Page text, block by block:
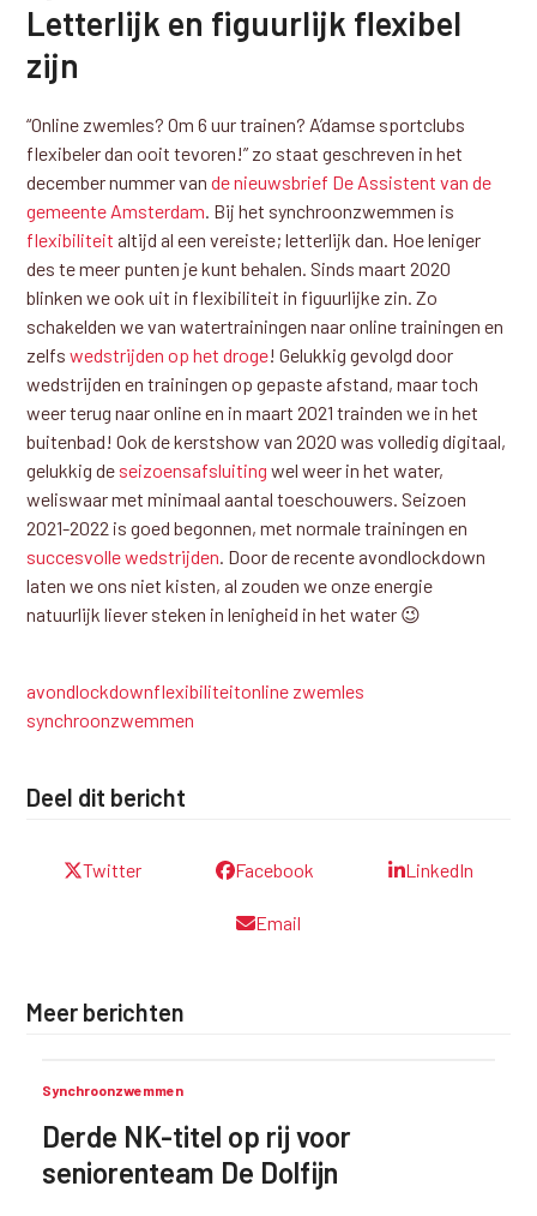
Letterlijk en figuurlijk flexibel
zijn
“Online zwemles? Om 6 uur trainen? A’damse sportclubs
flexibeler dan ooit tevoren!” zo staat geschreven in het
december nummer vande nieuwsbrief De Assistent van de
gemeente Amsterdam. Bij het synchroonzwemmen is
flexibiliteit altijd al een vereiste; letterlijk dan. Hoe leniger
des te meer punten je kunt behalen. Sinds maart 2020
blinken we ook uit in flexibiliteit in figuurlijke zin. Zo
schakelden we van watertrainingen naar online trainingen en
zelfswedstrijden op het droge! Gelukkig gevolgd door
wedstrijden en trainingen op gepaste afstand, maar toch
weer terug naar online en in maart 2021 trainden we in het
buitenbad! Ook de kerstshow van 2020 was volledig digitaal,
gelukkig de seizoensafsluitingwel weer in het water,
weliswaar met minimaal aantal toeschouwers. Seizoen
2021-2022 is goed begonnen, met normale trainingen en
succesvolle wedstrijden. Door de recente avondlockdown
laten we ons niet kisten, al zouden we onze energie
natuurlijk liever steken in lenigheid in het water 😉
avondlockdownflexibiliteitonline zwemles
synchroonzwemmen
Deel dit bericht
Twitter Facebook LinkedIn
Email
Meer berichten
Synchroonzwemmen
Derde NK-titel op rij voor
seniorenteam De Dolfijn